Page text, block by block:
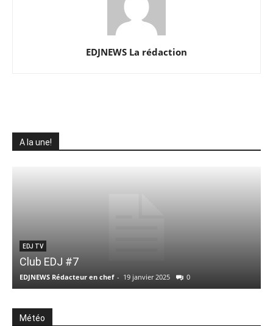
EDJNEWS La rédaction
A la une!
EDJ TV
Club EDJ #7
EDJNEWS Rédacteur en chef - 19 janvier 2025 0
Météo